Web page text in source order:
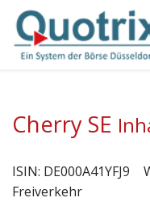
Cherry SE
ISIN: DE000A41YFJ9
Freiverkehr